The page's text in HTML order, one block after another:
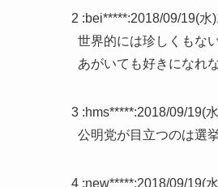
2 :bei*****:2018/09/19(水
世界的には珍しくもな
あがいても好きになれな
3 :hms*****:2018/09/19(
公明党が目立つのは選
4 :new*****:2018/09/19(